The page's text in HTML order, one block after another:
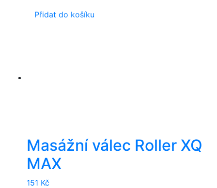
Přidat do košíku
Masážní válec Roller XQ
MAX
151 Kč